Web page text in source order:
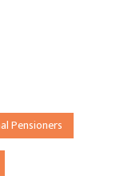
Pensioners